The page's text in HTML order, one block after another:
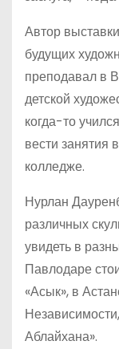
Автор
будущих
преподавал в
детской
когда-то
вести занятия
колледже.
Нурлан
различных
увидеть в
Павлодаре
«Асык», в
Аблайхана».